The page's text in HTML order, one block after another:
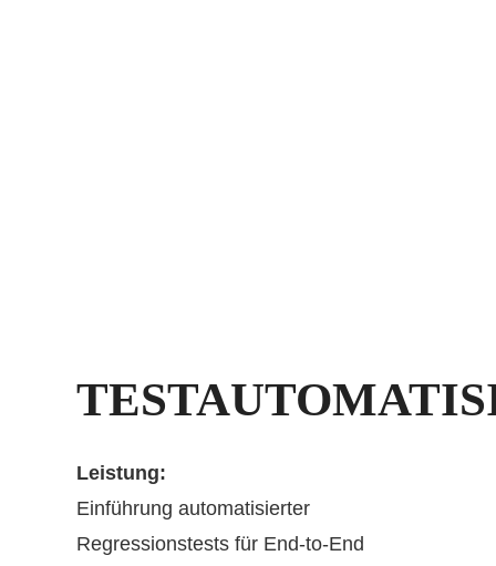
Leistung:
Einführung automatisierter
Regressionstests für End-to-End